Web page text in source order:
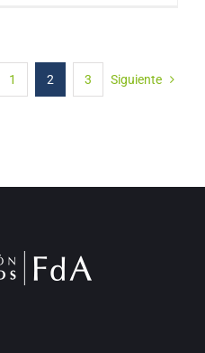
1 2 3 Siguiente